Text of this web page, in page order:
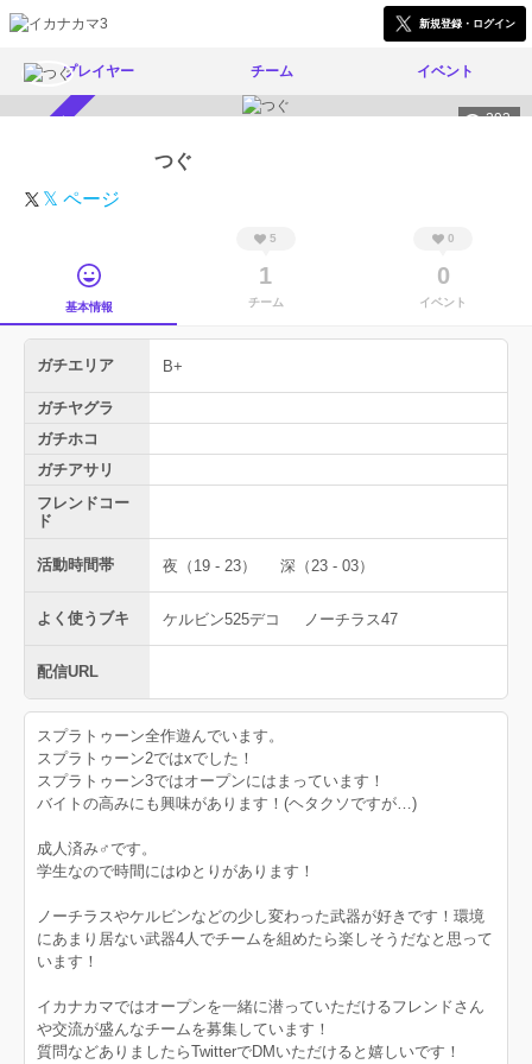
新規登録・ログイン
プレイヤー チーム イベント
293
つぐ
𝕏 ページ
基本情報
5
1
チーム
0
0
イベント
ガチエリア B+
ガチヤグラ
ガチホコ
ガチアサリ
フレンドコー
ド
活動時間帯 夜（19 - 23） 深（23 - 03）
よく使うブキ ケルビン525デコ ノーチラス47
配信URL
スプラトゥーン全作遊んでいます。
スプラトゥーン2ではxでした！
スプラトゥーン3ではオープンにはまっています！
バイトの高みにも興味があります！(ヘタクソですが…)
成人済み♂です。
学生なので時間にはゆとりがあります！
ノーチラスやケルビンなどの少し変わった武器が好きです！環境
にあまり居ない武器4人でチームを組めたら楽しそうだなと思って
います！
イカナカマではオープンを一緒に潜っていただけるフレンドさん
や交流が盛んなチームを募集しています！
質問などありましたらTwitterでDMいただけると嬉しいです！